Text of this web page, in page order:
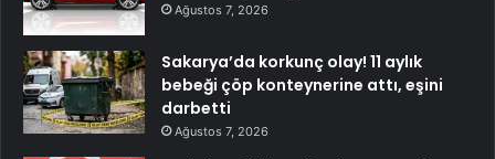
Ağustos 7, 2026
Sakarya’da korkunç olay! 11 aylık
bebeği çöp konteynerine attı, eşini
darbetti
Ağustos 7, 2026